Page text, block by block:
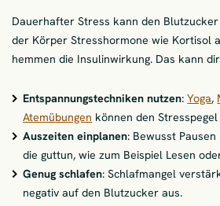
Dauerhafter Stress kann den
der Körper Stresshormone wie Kortisol
hemmen die Insulinwirkung. Das kann
Entspannungstechniken nutzen:Yoga,
Atemübungen können den
Auszeiten einplanen: Bewusst
die guttun, wie zum Beispiel Lesen
Genug schlafen: Schlafmangel
negativ auf den Blutzucker aus.